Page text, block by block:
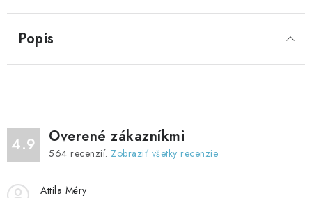
Popis
4.9 Overené zákazníkmi
564 recenzií. Zobraziť všetky recenzie
Attila Méry